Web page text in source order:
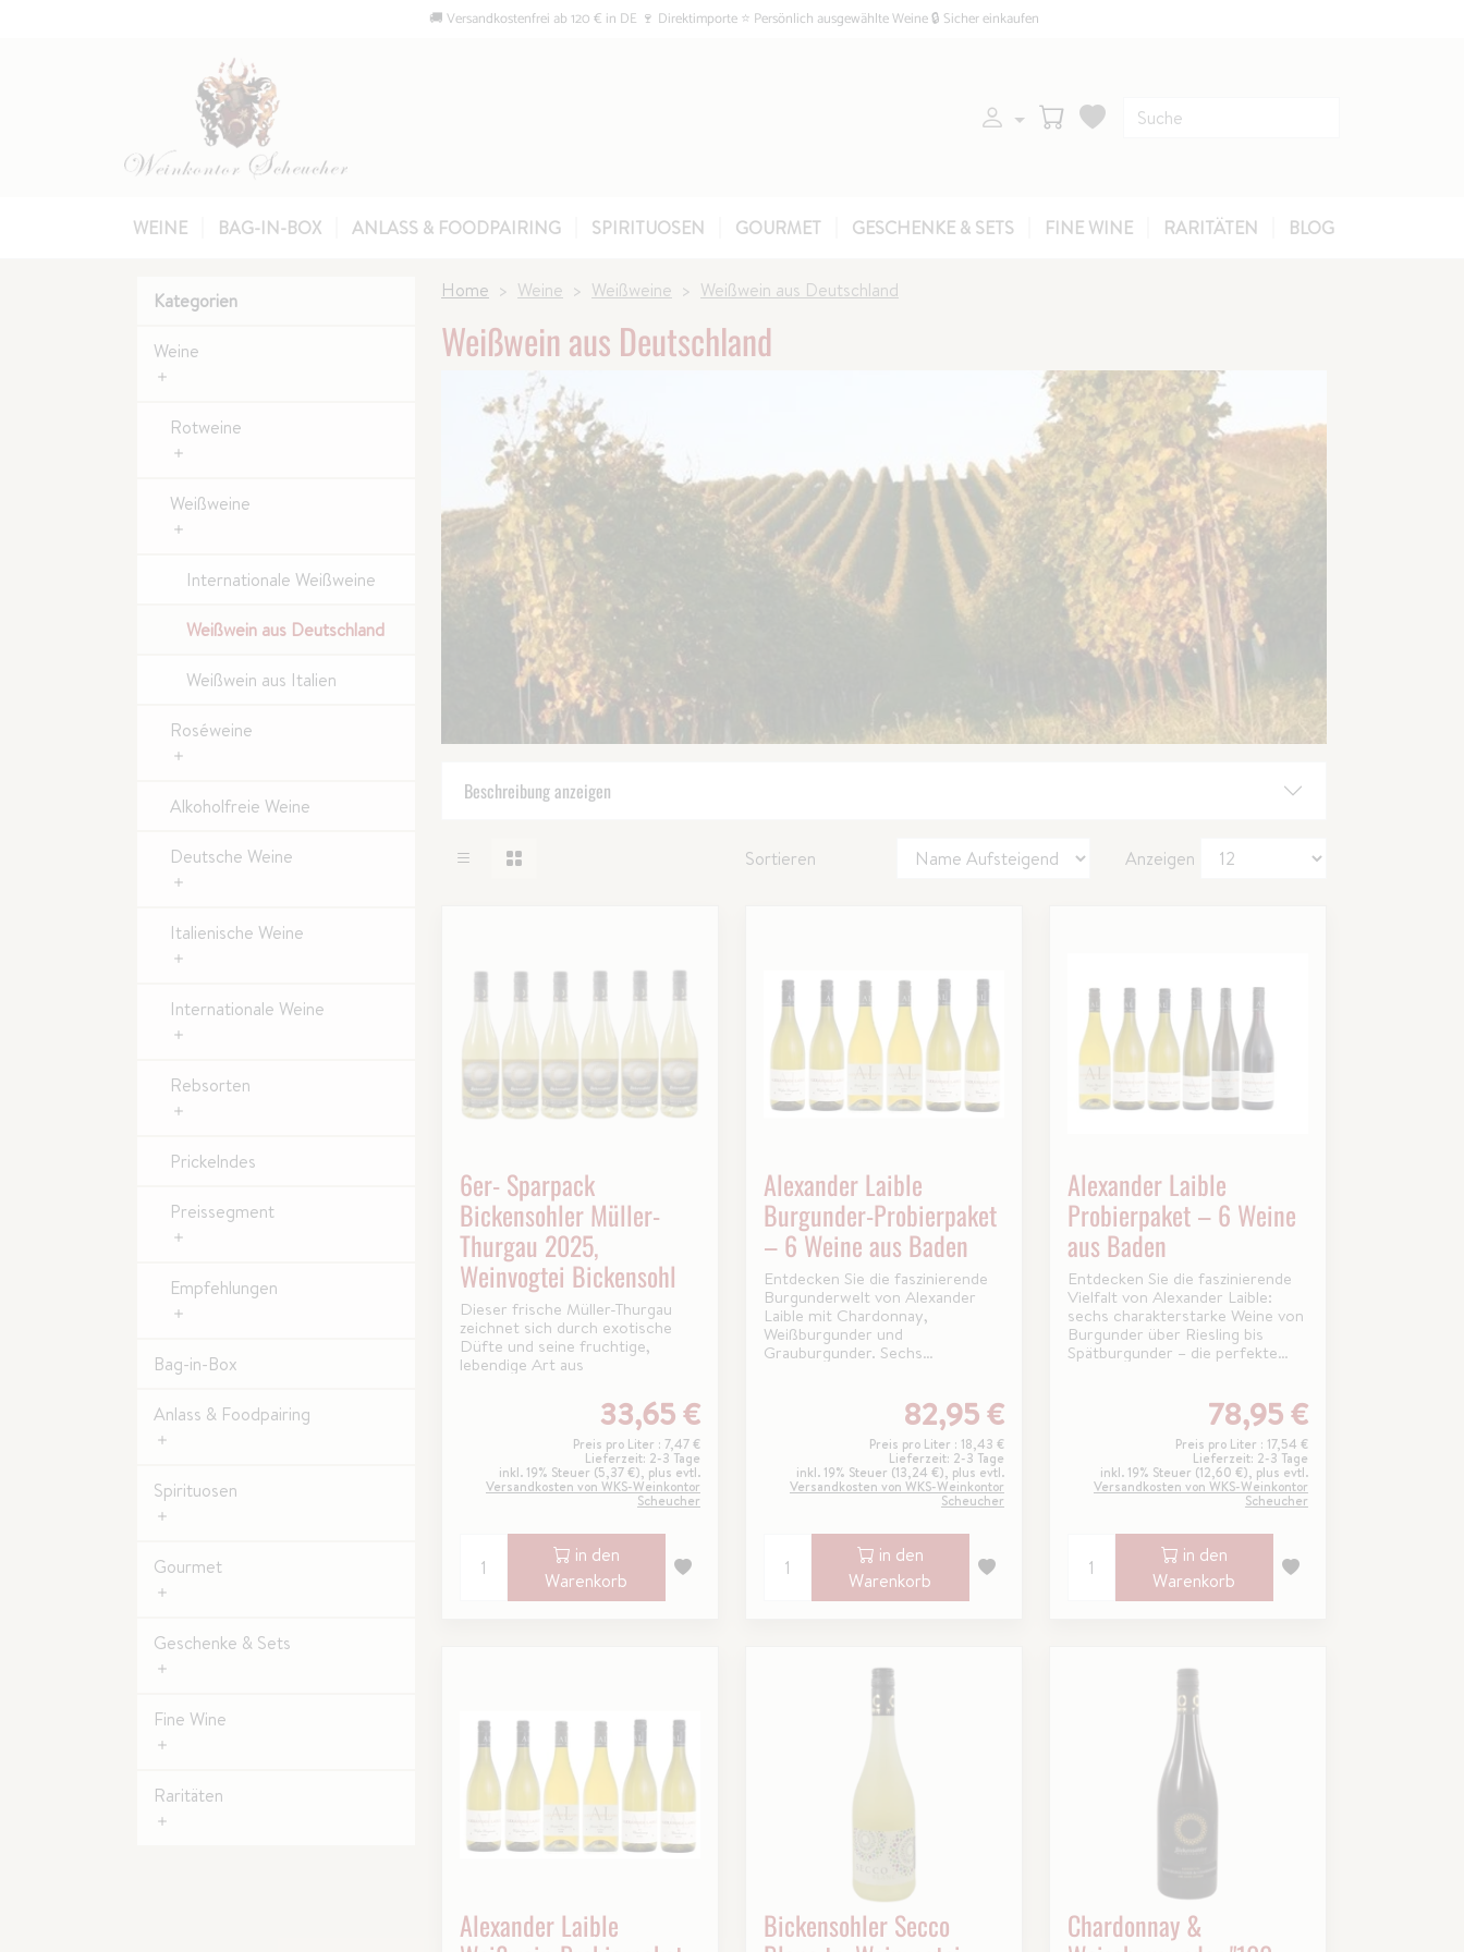
🚚 Versandkostenfrei ab 120 € in DE 🍷 Direktimporte ⭐ Persönlich ausgewählte Weine 🔒 Sicher einkaufen
WEINE BAG-IN-BOX ANLASS & FOODPAIRING SPIRITUOSEN GOURMET GESCHENKE & SETS FINE WINE RARITÄTEN BLOG
Kategorien
Weine
Rotweine
Weißweine
Internationale Weißweine
Weißwein aus Deutschland
Weißwein aus Italien
Roséweine
Alkoholfreie Weine
Deutsche Weine
Italienische Weine
Internationale Weine
Rebsorten
Prickelndes
Preissegment
Empfehlungen
Bag-in-Box
Anlass & Foodpairing
Spirituosen
Gourmet
Geschenke & Sets
Fine Wine
Raritäten
Home Weine Weißweine Weißwein aus Deutschland
Weißwein aus Deutschland
Beschreibung anzeigen
Sortieren Anzeigen
6er- Sparpack
Bickensohler Müller-
Thurgau 2025,
Weinvogtei Bickensohl
Dieser frische Müller-Thurgau
zeichnet sich durch exotische
Düfte und seine fruchtige,
lebendige Art aus
33,65 €
Preis pro Liter : 7,47 €
Lieferzeit: 2-3 Tage
inkl. 19% Steuer (5,37 €), plus evtl.
Versandkosten von WKS-Weinkontor
Scheucher
in den
Warenkorb
Alexander Laible
Burgunder-Probierpaket
– 6 Weine aus Baden
Entdecken Sie die faszinierende
Burgunderwelt von Alexander
Laible mit Chardonnay,
Weißburgunder und
Grauburgunder. Sechs
Burgunderliebhaber.82,95 €
Preis pro Liter : 18,43 €
Lieferzeit: 2-3 Tage
inkl. 19% Steuer (13,24 €), plus evtl.
Versandkosten von WKS-Weinkontor
Scheucher
in den
Warenkorb
Alexander Laible
Probierpaket – 6 Weine
aus Baden
Entdecken Sie die faszinierende
Vielfalt von Alexander Laible:
sechs charakterstarke Weine von
Burgunder über Riesling bis
Spätburgunder – die perfekte
78,95 €
Preis pro Liter : 17,54 €
Lieferzeit: 2-3 Tage
inkl. 19% Steuer (12,60 €), plus evtl.
Versandkosten von WKS-Weinkontor
Scheucher
in den
Warenkorb
Alexander Laible Bickensohler Secco Chardonnay &